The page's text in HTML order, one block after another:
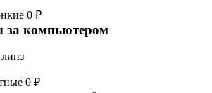
0 ₽
за компьютером
0 ₽